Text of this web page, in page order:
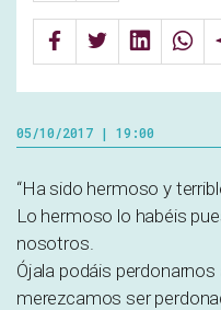
05/10/2017 | 19:00
“Ha sido hermoso y
Lo hermoso lo habéis
nosotros.
Ójala podáis perdonarnos
merezcamos ser